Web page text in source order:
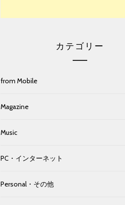
カテゴリー
from Mobile
Magazine
Music
PC・インターネット
Personal・その他